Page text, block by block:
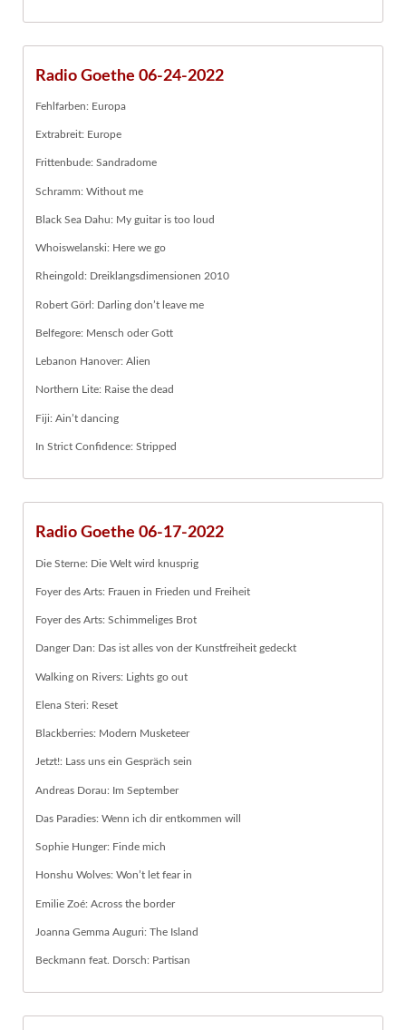
Radio Goethe 06-24-2022
Fehlfarben: Europa
Extrabreit: Europe
Frittenbude: Sandradome
Schramm: Without me
Black Sea Dahu: My guitar is too loud
Whoiswelanski: Here we go
Rheingold: Dreiklangsdimensionen 2010
Robert Görl: Darling don’t leave me
Belfegore: Mensch oder Gott
Lebanon Hanover: Alien
Northern Lite: Raise the dead
Fiji: Ain’t dancing
In Strict Confidence: Stripped
Radio Goethe 06-17-2022
Die Sterne: Die Welt wird knusprig
Foyer des Arts: Frauen in Frieden und Freiheit
Foyer des Arts: Schimmeliges Brot
Danger Dan: Das ist alles von der Kunstfreiheit gedeckt
Walking on Rivers: Lights go out
Elena Steri: Reset
Blackberries: Modern Musketeer
Jetzt!: Lass uns ein Gespräch sein
Andreas Dorau: Im September
Das Paradies: Wenn ich dir entkommen will
Sophie Hunger: Finde mich
Honshu Wolves: Won’t let fear in
Emilie Zoé: Across the border
Joanna Gemma Auguri: The Island
Beckmann feat. Dorsch: Partisan